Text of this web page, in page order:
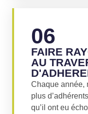
06
FAIRE
AU
Chaque année,
plus
qu’il ont eu